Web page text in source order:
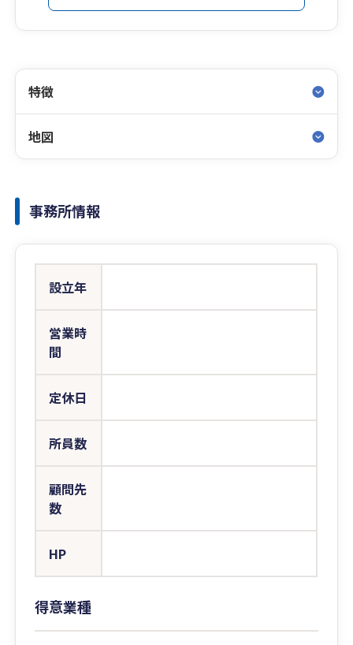
特徴
地図
事務所情報
設立年
営業時
間
定休日
所員数
顧問先
数
HP
得意業種